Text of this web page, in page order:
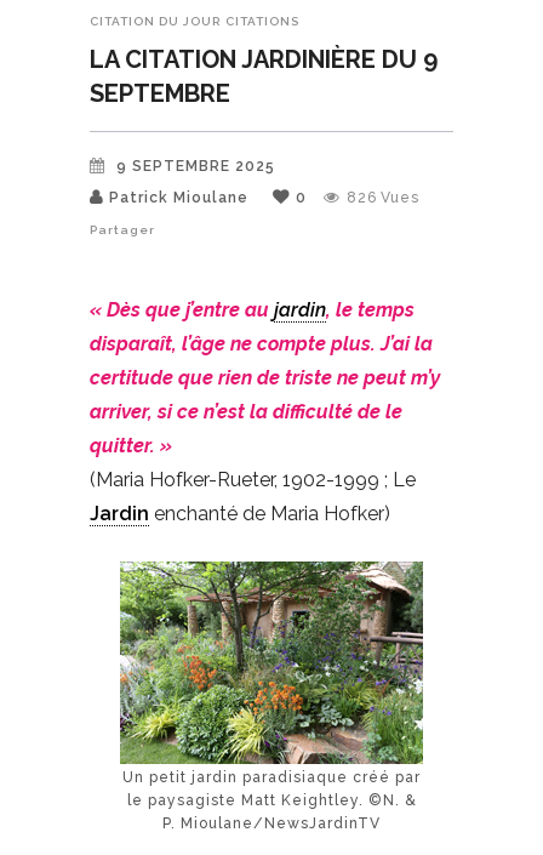
CITATION DU JOUR CITATIONS
LA CITATION JARDINIÈRE DU 9
SEPTEMBRE
9 SEPTEMBRE 2025
Patrick Mioulane
0 826 Vues
Partager
« Dès que j’entre au jardin, le temps
disparaît, l’âge ne compte plus. J’ai la
certitude que rien de triste ne peut m’y
arriver, si ce n’est la difficulté de le
quitter. »
(Maria Hofker-Rueter, 1902-1999 ; Le
Jardin enchanté de Maria Hofker)
Un petit jardin paradisiaque créé par
le paysagiste Matt Keightley. ©N. &
P. Mioulane/NewsJardinTV